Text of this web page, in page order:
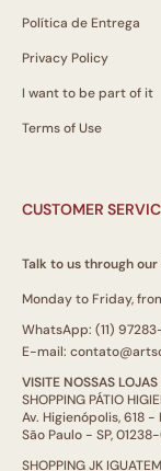
Política de Entrega
Privacy Policy
I want to be part of it
Terms of Use
CUSTOMER
Talk to us through
Monday to Friday,
WhatsApp: (11)
E-mail:
VISITE NOSSAS
SHOPPING PÁTIO
Av. Higienópolis, 618
São Paulo - SP,
SHOPPING JK